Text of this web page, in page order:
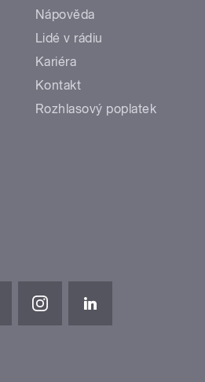
Nápověda
Lidé v rádiu
Kariéra
Kontakt
Rozhlasový poplatek